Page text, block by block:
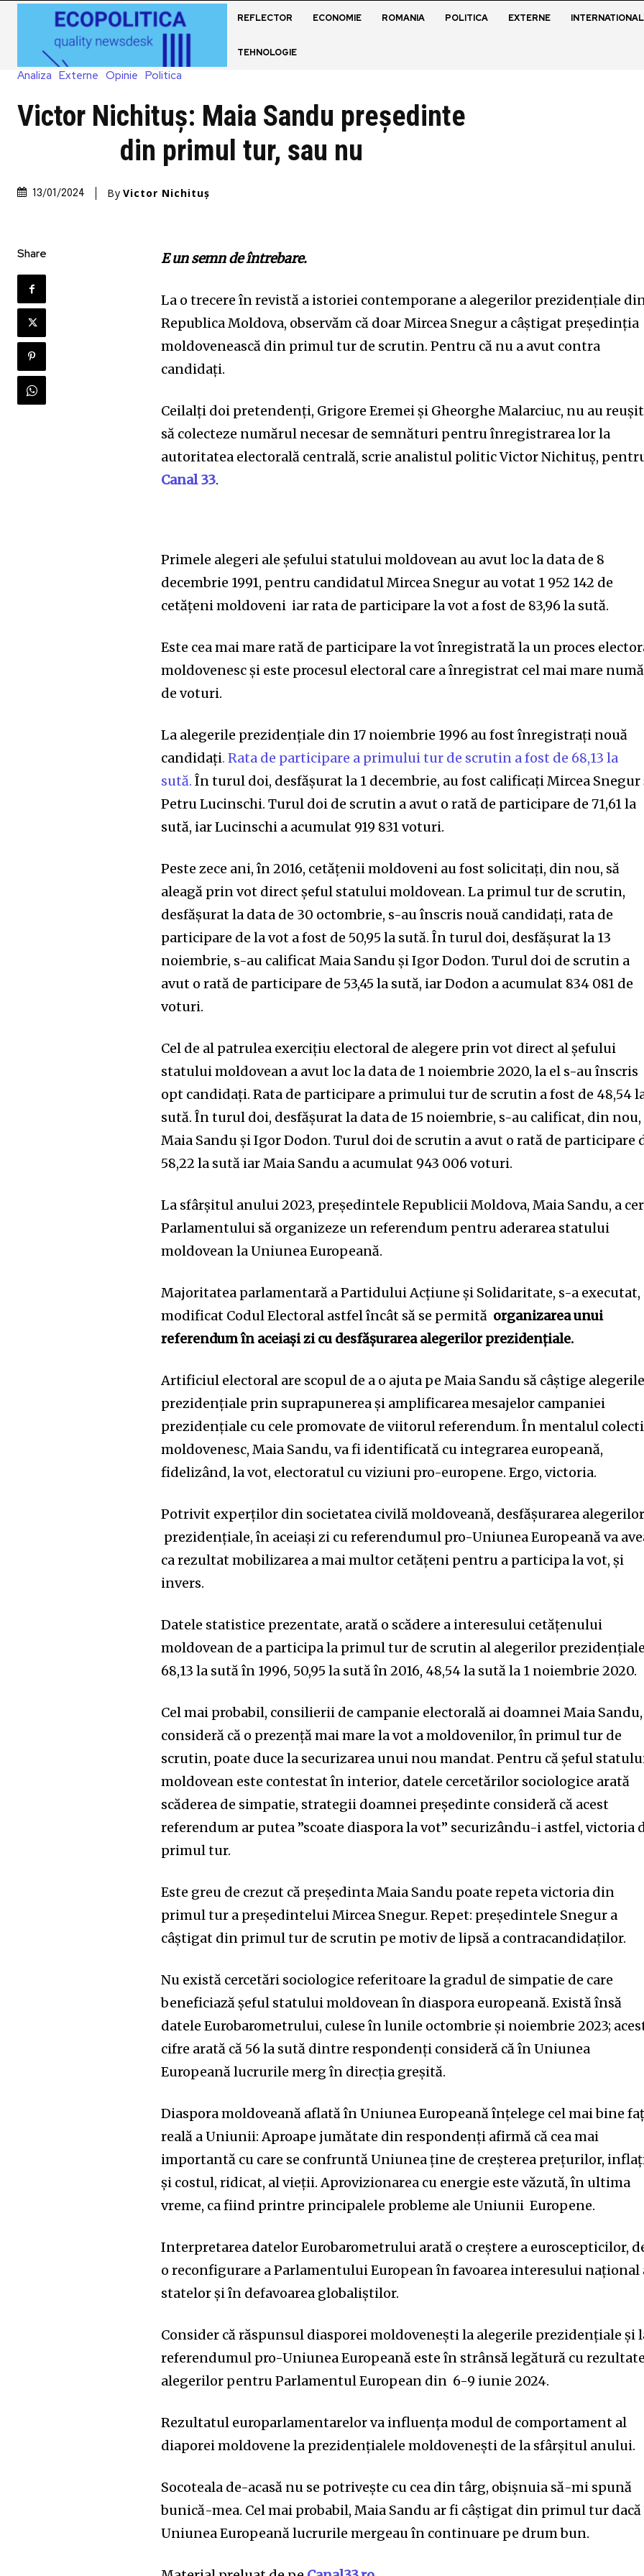
REFLECTOR ECONOMIE ROMANIA POLITICA EXTERNE INTERNATIONAL
TEHNOLOGIE
Analiza Externe Opinie Politica
Victor Nichituş: Maia Sandu președinte
din primul tur, sau nu
13/01/2024 By Victor Nichituș
Share E un semn de întrebare.
La o trecere în revistă a istoriei contemporane a alegerilor prezidențiale
Republica Moldova, observăm că doar Mircea Snegur a câștigat președinția
moldovenească din primul tur de scrutin. Pentru că nu a avut contra
candidați.
Ceilalți doi pretendenți, Grigore Eremei și Gheorghe Malarciuc, nu au reușit
să colecteze numărul necesar de semnături pentru înregistrarea lor la
autoritatea electorală centrală, scrie analistul politic Victor Nichituș,
Canal 33.
Primele alegeri ale șefului statului moldovean au avut loc la data de 8
decembrie 1991, pentru candidatul Mircea Snegur au votat 1 952 142 de
cetățeni moldoveni iar rata de participare la vot a fost de 83,96 la sută.
Este cea mai mare rată de participare la vot înregistrată la un proces
moldovenesc și este procesul electoral care a înregistrat cel mai mare
de voturi.
La alegerile prezidențiale din 17 noiembrie 1996 au fost înregistrați nouă
candidați. Rata de participare a primului tur de scrutin a fost de 68,13 la
sută.În turul doi, desfășurat la 1 decembrie, au fost calificați Mircea Snegur
Petru Lucinschi. Turul doi de scrutin a avut o rată de participare de 71,61 la
sută, iar Lucinschi a acumulat 919 831 voturi.
Peste zece ani, în 2016, cetățenii moldoveni au fost solicitați, din nou, să
aleagă prin vot direct șeful statului moldovean. La primul tur de scrutin,
desfășurat la data de 30 octombrie, s-au înscris nouă candidați, rata de
participare de la vot a fost de 50,95 la sută. În turul doi, desfășurat la 13
noiembrie, s-au calificat Maia Sandu și Igor Dodon. Turul doi de scrutin a
avut o rată de participare de 53,45 la sută, iar Dodon a acumulat 834 081 de
voturi.
Cel de al patrulea exercițiu electoral de alegere prin vot direct al șefului
statului moldovean a avut loc la data de 1 noiembrie 2020, la el s-au înscris
opt candidați. Rata de participare a primului tur de scrutin a fost de 48,54
sută. În turul doi, desfășurat la data de 15 noiembrie, s-au calificat, din nou,
Maia Sandu și Igor Dodon. Turul doi de scrutin a avut o rată de participare
58,22 la sută iar Maia Sandu a acumulat 943 006 voturi.
La sfârșitul anului 2023, președintele Republicii Moldova, Maia Sandu, a
Parlamentului să organizeze un referendum pentru aderarea statului
moldovean la Uniunea Europeană.
Majoritatea parlamentară a Partidului Acțiune și Solidaritate, s-a executat,
modificat Codul Electoral astfel încât să se permită organizarea unui
referendum în aceiași zi cu desfășurarea alegerilor prezidențiale.
Artificiul electoral are scopul de a o ajuta pe Maia Sandu să câștige alegerile
prezidențiale prin suprapunerea și amplificarea mesajelor campaniei
prezidențiale cu cele promovate de viitorul referendum. În mentalul
moldovenesc, Maia Sandu, va fi identificată cu integrarea europeană,
fidelizând, la vot, electoratul cu viziuni pro-europene. Ergo, victoria.
Potrivit experților din societatea civilă moldoveană, desfășurarea alegerilor
prezidențiale, în aceiași zi cu referendumul pro-Uniunea Europeană va
ca rezultat mobilizarea a mai multor cetățeni pentru a participa la vot, și
invers.
Datele statistice prezentate, arată o scădere a interesului cetățenului
moldovean de a participa la primul tur de scrutin al alegerilor
68,13 la sută în 1996, 50,95 la sută în 2016, 48,54 la sută la 1 noiembrie 2020.
Cel mai probabil, consilierii de campanie electorală ai doamnei Maia Sandu,
consideră că o prezență mai mare la vot a moldovenilor, în primul tur de
scrutin, poate duce la securizarea unui nou mandat. Pentru că șeful
moldovean este contestat în interior, datele cercetărilor sociologice arată
scăderea de simpatie, strategii doamnei președinte consideră că acest
referendum ar putea ”scoate diaspora la vot” securizându-i astfel, victoria
primul tur.
Este greu de crezut că președinta Maia Sandu poate repeta victoria din
primul tur a președintelui Mircea Snegur. Repet: președintele Snegur a
câștigat din primul tur de scrutin pe motiv de lipsă a contracandidaților.
Nu există cercetări sociologice referitoare la gradul de simpatie de care
beneficiază șeful statului moldovean în diaspora europeană. Există însă
datele Eurobarometrului, culese în lunile octombrie și noiembrie 2023;
cifre arată că 56 la sută dintre respondenți consideră că în Uniunea
Europeană lucrurile merg în direcția greșită.
Diaspora moldoveană aflată în Uniunea Europeană înțelege cel mai bine
reală a Uniunii: Aproape jumătate din respondenți afirmă că cea mai
importantă cu care se confruntă Uniunea ține de creșterea prețurilor,
și costul, ridicat, al vieții. Aprovizionarea cu energie este văzută, în ultima
vreme, ca fiind printre principalele probleme ale Uniunii Europene.
Interpretarea datelor Eurobarometrului arată o creștere a euroscepticilor,
o reconfigurare a Parlamentului European în favoarea interesului național
statelor și în defavoarea globaliștilor.
Consider că răspunsul diasporei moldovenești la alegerile prezidențiale și
referendumul pro-Uniunea Europeană este în strânsă legătură cu
alegerilor pentru Parlamentul European din 6-9 iunie 2024.
Rezultatul europarlamentarelor va influența modul de comportament al
diaporei moldovene la prezidențialele moldovenești de la sfârșitul anului.
Socoteala de-acasă nu se potrivește cu cea din târg, obișnuia să-mi spună
bunică-mea. Cel mai probabil, Maia Sandu ar fi câștigat din primul tur
Uniunea Europeană lucrurile mergeau în continuare pe drum bun.